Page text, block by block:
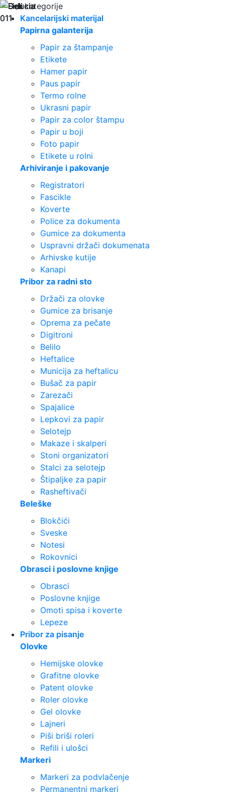
Sve kategorije
Kancelarijski materijal
Papirna galanterija
Papir za štampanje
Etikete
Hamer papir
Paus papir
Termo rolne
Ukrasni papir
Papir za color štampu
Papir u boji
Foto papir
Etikete u rolni
Arhiviranje i pakovanje
Registratori
Fascikle
Koverte
Police za dokumenta
Gumice za dokumenta
Uspravni držači dokumenata
Arhivske kutije
Kanapi
Pribor za radni sto
Držači za olovke
Gumice za brisanje
Oprema za pečate
Digitroni
Belilo
Heftalice
Municija za heftalicu
Bušač za papir
Zarezači
Spajalice
Lepkovi za papir
Selotejp
Makaze i skalperi
Stoni organizatori
Stalci za selotejp
Štipaljke za papir
Rasheftivači
Beleške
Blokčići
Sveske
Notesi
Rokovnici
Obrasci i poslovne knjige
Obrasci
Poslovne knjige
Omoti spisa i koverte
Lepeze
Pribor za pisanje
Olovke
Hemijske olovke
Grafitne olovke
Patent olovke
Roler olovke
Gel olovke
Lajneri
Piši briši roleri
Refili i ulošci
Markeri
Markeri za podvlačenje
Permanentni markeri